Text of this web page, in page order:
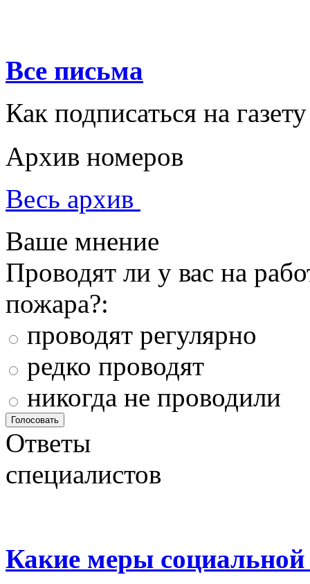
Все письма
Как подписаться на газету
Архив номеров
Весь архив
Ваше мнение
Проводят ли у вас на
пожара?:
проводят регулярно
редко проводят
никогда не проводили
Ответы
специалистов
Какие меры